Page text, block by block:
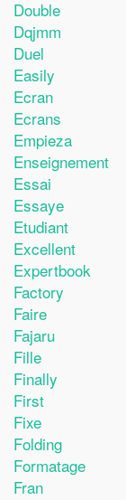
Double
Dqjmm
Duel
Easily
Ecran
Ecrans
Empieza
Enseignement
Essai
Essaye
Etudiant
Excellent
Expertbook
Factory
Faire
Fajaru
Fille
Finally
First
Fixe
Folding
Formatage
Fran